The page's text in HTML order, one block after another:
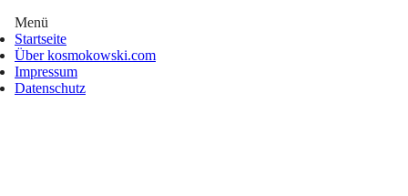
Menü
Startseite
Über kosmokowski.com
Impressum
Datenschutz